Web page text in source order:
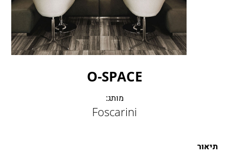
LAMBERT & FILS
ROGER PRADIER
PORSCHE
CATELLANI & SMITH
TOBIAS GRAU
O-SPACE
מותג:
Foscarini
תיאור